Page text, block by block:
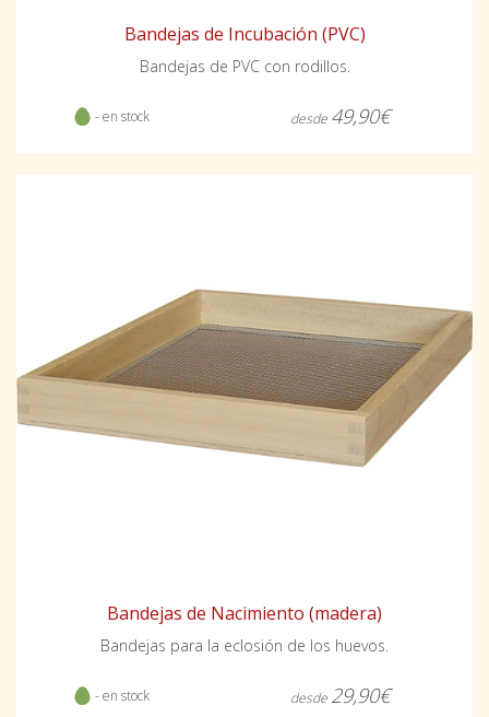
Bandejas de Incubación (PVC)
Bandejas de PVC con rodillos.
- en stock desde 49,90€
Bandejas de Nacimiento (madera)
Bandejas para la eclosión de los huevos.
- en stock desde 29,90€